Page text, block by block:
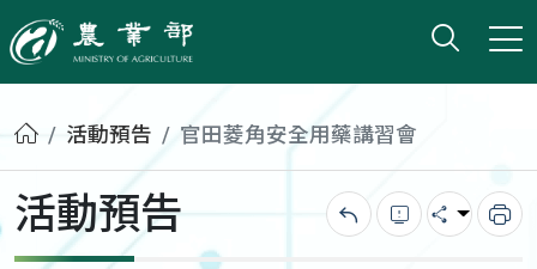
農業部
打開
小版
首頁活動預告 官田菱角安全用藥講習會
活動預告 回上一頁錯誤回報
分享 列